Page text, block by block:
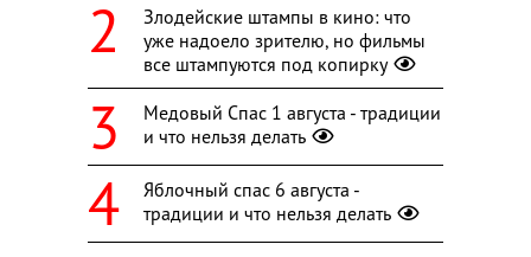
Злодейские штампы в кино: что
уже надоело зрителю, но фильмы
все штампуются под копирку
Медовый Спас 1 августа - традиции
и что нельзя делать
Яблочный спас 6 августа -
традиции и что нельзя делать